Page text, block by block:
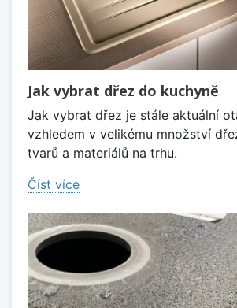
Jak vybrat dřez do kuchyně
Jak vybrat dřez je stále aktuální
vzhledem v velikému množství
tvarů a materiálů na trhu.
Číst více